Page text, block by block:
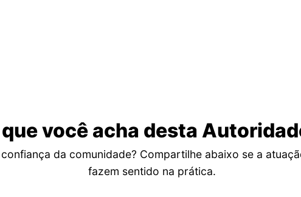
que você acha desta
da comunidade? Compartilhe abaixo se a
fazem sentido na prática.